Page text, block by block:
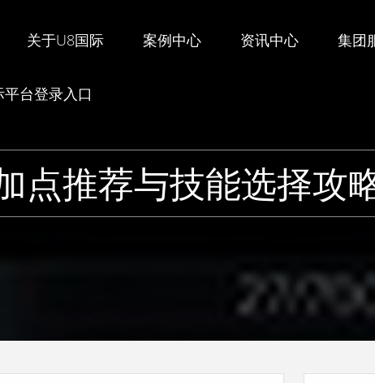
关于U8国际 案例中心 资讯中心 集团
台登录入口
点推荐与技能选择攻